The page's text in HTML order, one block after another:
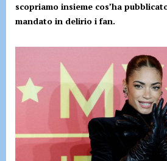
scopriamo insieme cos’ha
mandato in delirio i fan.